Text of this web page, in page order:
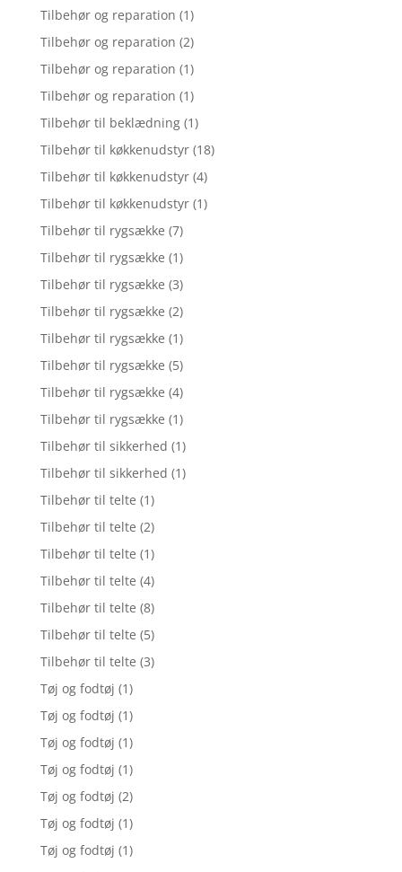
Tilbehør og reparation (1)
Tilbehør og reparation (2)
Tilbehør og reparation (1)
Tilbehør og reparation (1)
Tilbehør til beklædning (1)
Tilbehør til køkkenudstyr (18)
Tilbehør til køkkenudstyr (4)
Tilbehør til køkkenudstyr (1)
Tilbehør til rygsække (7)
Tilbehør til rygsække (1)
Tilbehør til rygsække (3)
Tilbehør til rygsække (2)
Tilbehør til rygsække (1)
Tilbehør til rygsække (5)
Tilbehør til rygsække (4)
Tilbehør til rygsække (1)
Tilbehør til sikkerhed (1)
Tilbehør til sikkerhed (1)
Tilbehør til telte (1)
Tilbehør til telte (2)
Tilbehør til telte (1)
Tilbehør til telte (4)
Tilbehør til telte (8)
Tilbehør til telte (5)
Tilbehør til telte (3)
Tøj og fodtøj (1)
Tøj og fodtøj (1)
Tøj og fodtøj (1)
Tøj og fodtøj (1)
Tøj og fodtøj (2)
Tøj og fodtøj (1)
Tøj og fodtøj (1)